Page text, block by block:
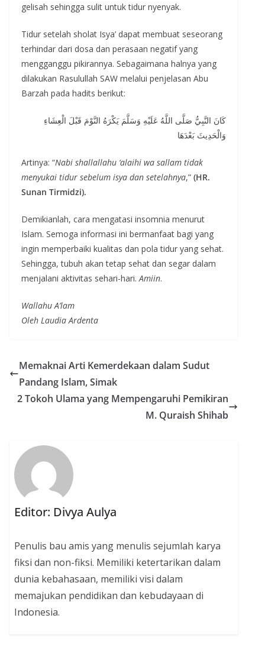
gelisah sehingga sulit untuk tidur nyenyak.
Tidur setelah sholat Isya’ dapat membuat seseorang
terhindar dari dosa dan perasaan negatif yang
mengganggu pikirannya. Sebagaimana halnya yang
dilakukan Rasulullah SAW melalui penjelasan Abu
Barzah pada hadits berikut:
كَانَ النَّبِيُّ صَلَّى اللَّهُ عَلَيْهِ وَسَلَّمَ يَكْرَهُ النَّوْمَ قَبْلَ الْعِشَاءِ
وَالْحَدِيثَ بَعْدَهَا
Artinya: “Nabi shallallahu ‘alaihi wa sallam tidak
menyukai tidur sebelum isya dan setelahnya,” (HR.
Sunan Tirmidzi).
Demikianlah, cara mengatasi insomnia menurut
Islam. Semoga informasi ini bermanfaat bagi yang
ingin memperbaiki kualitas dan pola tidur yang sehat.
Sehingga, tubuh akan tetap sehat dan segar dalam
menjalani aktivitas sehari-hari. Amiin.
Wallahu A’lam
Oleh Laudia Ardenta
Memaknai Arti Kemerdekaan dalam Sudut
Pandang Islam, Simak
2 Tokoh Ulama yang Mempengaruhi Pemikiran
M. Quraish Shihab
Editor: Divya Aulya
Penulis bau amis yang menulis sejumlah karya
fiksi dan non-fiksi. Memiliki ketertarikan dalam
dunia kebahasaan, memiliki visi dalam
memajukan pendidikan dan kebudayaan di
Indonesia.